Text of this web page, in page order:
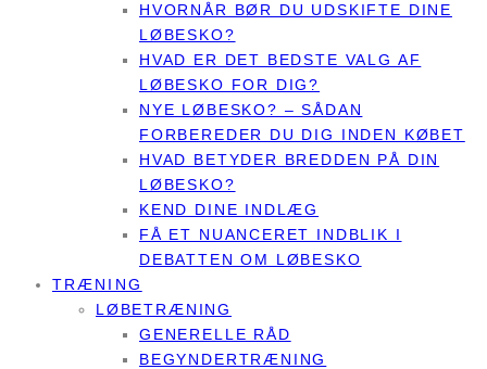
HVORNÅR BØR DU UDSKIFTE DINE
LØBESKO?
HVAD ER DET BEDSTE VALG AF
LØBESKO FOR DIG?
NYE LØBESKO? – SÅDAN
FORBEREDER DU DIG INDEN KØBET
HVAD BETYDER BREDDEN PÅ DIN
LØBESKO?
KEND DINE INDLÆG
FÅ ET NUANCERET INDBLIK I
DEBATTEN OM LØBESKO
TRÆNING
LØBETRÆNING
GENERELLE RÅD
BEGYNDERTRÆNING